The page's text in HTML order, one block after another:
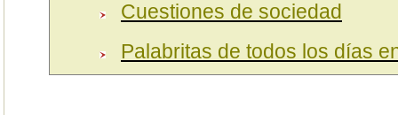
Cuestiones de sociedad
Palabritas de todos los días